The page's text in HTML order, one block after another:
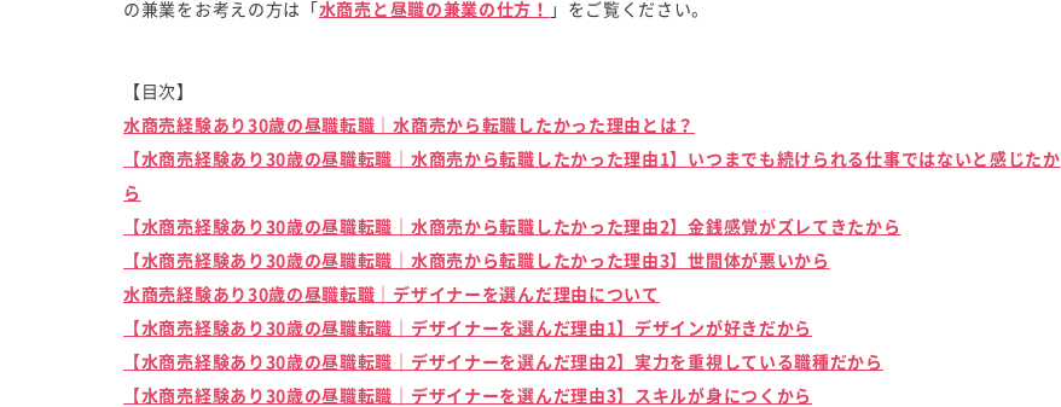
の兼業をお考えの方は「 水商売と昼職の兼業の仕方！ 」をご覧ください。
【目次】
水商売経験あり30歳の昼職転職｜水商売から転職したかった理由とは？
【水商売経験あり30歳の昼職転職｜水商売から転職したかった理由1】いつまでも続けられる仕事ではないと感じたか
ら
【水商売経験あり30歳の昼職転職｜水商売から転職したかった理由2】金銭感覚がズレてきたから
【水商売経験あり30歳の昼職転職｜水商売から転職したかった理由3】世間体が悪いから
水商売経験あり30歳の昼職転職｜デザイナーを選んだ理由について
【水商売経験あり30歳の昼職転職｜デザイナーを選んだ理由1】デザインが好きだから
【水商売経験あり30歳の昼職転職｜デザイナーを選んだ理由2】実力を重視している職種だから
【水商売経験あり30歳の昼職転職｜デザイナーを選んだ理由3】スキルが身につくから